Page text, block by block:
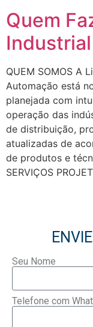
Quem
QUEM SOMOS A
Automação está
planejada com
operação das
de distribuição,
atualizadas de
de produtos e
SERVIÇOS
Seu Nome
Telefone com